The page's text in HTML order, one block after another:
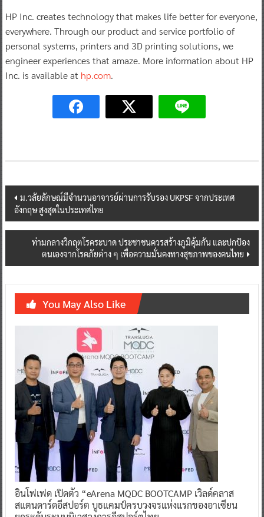
HP Inc. creates technology that makes life better for everyone,
everywhere. Through our product and service portfolio of
personal systems, printers and 3D printing solutions, we
engineer experiences that amaze. More information about HP
Inc. is available at hp.com.
Post
navigation
ม.วลัยลักษณ์มีจำนวนอาจารย์ผ่านการรับรอง UKPSF จากประเทศ
อังกฤษ สูงสุดในประเทศไทย
ท่ามกลางวิกฤตโรคระบาด ประชาชนควรสร้างภูมิคุ้มกัน และปกป้อง
ตนเองจากโรคภัยต่าง ๆ เพื่อความมั่นคงทางสุขภาพของคนไทย
You May Also Like
อินโฟเฟด เปิดตัว “eArena MQDC BOOTCAMP เวิลด์คลาส
สแตนดาร์ดอีสปอร์ต บูธแคมป์ครบวงจรแห่งแรกของอาเซียน